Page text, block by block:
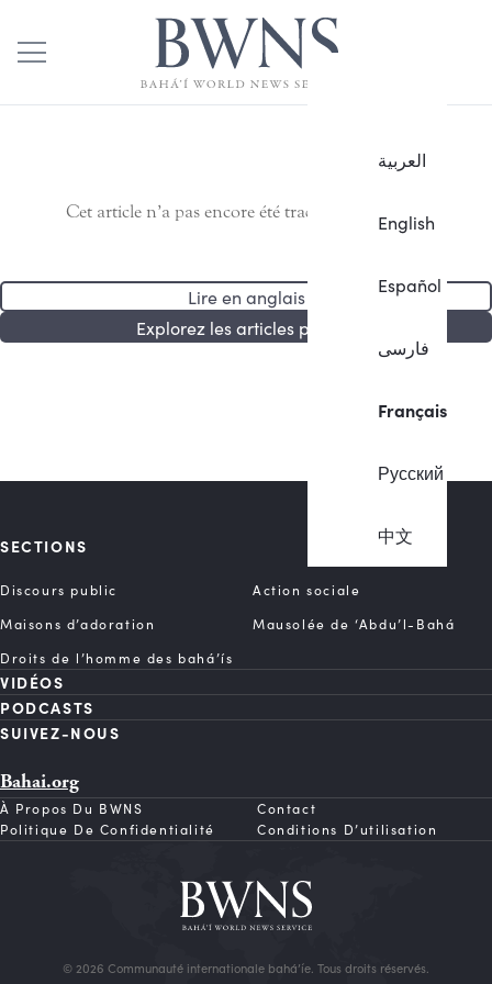
العربية
English
Español
فارسی
Français
Русский
中文
Cet article n’a pas encore été traduit en français.
Lire en anglais
Explorez les articles publiés
SECTIONS
Discours public
Action sociale
Maisons d’adoration
Mausolée de ‘Abdu’l-Bahá
Droits de l’homme des bahá’ís
VIDÉOS
PODCASTS
SUIVEZ-NOUS
Bahai.org
À Propos Du BWNS
Contact
Politique De Confidentialité
Conditions D’utilisation
© 2026 Communauté internationale bahá’íe. Tous droits réservés.